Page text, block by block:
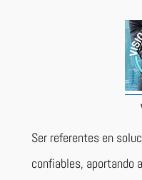
Ser referentes en
confiables, aportando